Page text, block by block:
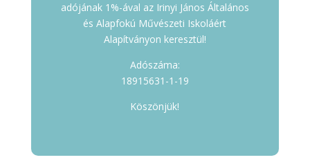
adójának 1%-ával az Irinyi János Általános
és Alapfokú Művészeti Iskoláért
Alapítványon keresztül!
Adószáma:
18915631-1-19
Köszönjük!